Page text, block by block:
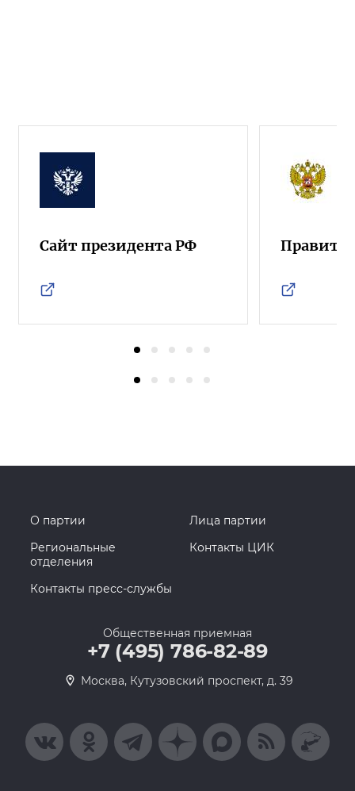
Сайт президента РФ
О партии
Лица партии
Региональные
отделения
Контакты ЦИК
Контакты пресс-службы
Общественная приемная
+7 (495) 786-82-89
Москва, Кутузовский проспект, д. 39